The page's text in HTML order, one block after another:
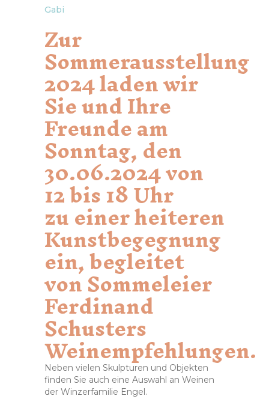
Gabi
Zur
Sommerausstellung
2024 laden wir
Sie und Ihre
Freunde am
Sonntag, den
30.06.2024 von
12 bis 18 Uhr
zu einer heiteren
Kunstbegegnung
ein, begleitet
von Sommeleier
Ferdinand
Schusters
Weinempfehlungen.
Neben vielen Skulpturen und Objekten
finden Sie auch eine Auswahl an Weinen
der Winzerfamilie Engel.